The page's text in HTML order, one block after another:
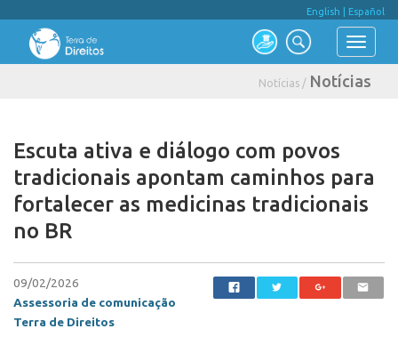
English Español
Notícias / Notícias
Escuta ativa e diálogo com povos
tradicionais apontam caminhos para
fortalecer as medicinas tradicionais
no BR
09/02/2026
Assessoria de comunicação
Terra de Direitos